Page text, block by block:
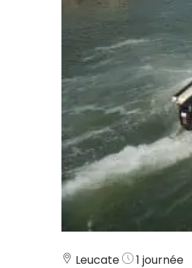
Leucate
1 journée